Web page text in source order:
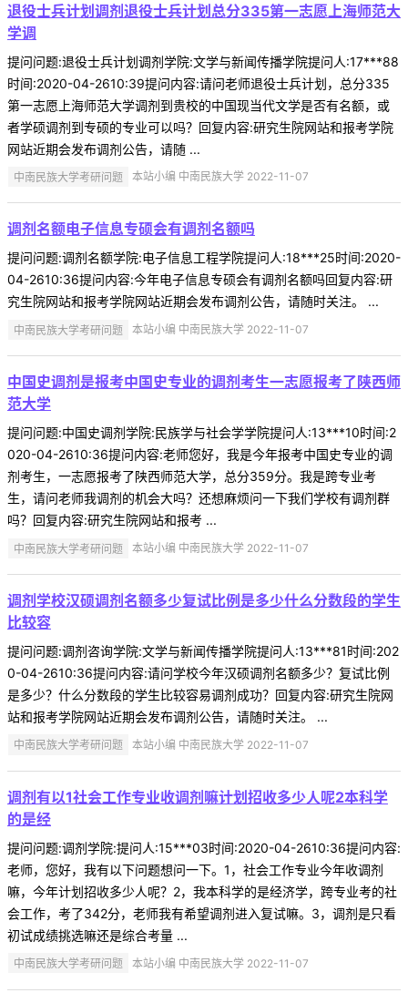
退役士兵计划调剂退役士兵计划总分335第一志愿上海师范大
学调
提问问题:退役士兵计划调剂学院:文学与新闻传播学院提问人:17***88
时间:2020-04-2610:39提问内容:请问老师退役士兵计划，总分335
第一志愿上海师范大学调剂到贵校的中国现当代文学是否有名额，或
者学硕调剂到专硕的专业可以吗？回复内容:研究生院网站和报考学院
网站近期会发布调剂公告，请随 ...
中南民族大学考研问题 本站小编 中南民族大学 2022-11-07
调剂名额电子信息专硕会有调剂名额吗
提问问题:调剂名额学院:电子信息工程学院提问人:18***25时间:2020-
04-2610:36提问内容:今年电子信息专硕会有调剂名额吗回复内容:研
究生院网站和报考学院网站近期会发布调剂公告，请随时关注。 ...
中南民族大学考研问题 本站小编 中南民族大学 2022-11-07
中国史调剂是报考中国史专业的调剂考生一志愿报考了陕西师
范大学
提问问题:中国史调剂学院:民族学与社会学学院提问人:13***10时间:2
020-04-2610:36提问内容:老师您好，我是今年报考中国史专业的调
剂考生，一志愿报考了陕西师范大学，总分359分。我是跨专业考
生，请问老师我调剂的机会大吗？还想麻烦问一下我们学校有调剂群
吗？回复内容:研究生院网站和报考 ...
中南民族大学考研问题 本站小编 中南民族大学 2022-11-07
调剂学校汉硕调剂名额多少复试比例是多少什么分数段的学生
比较容
提问问题:调剂咨询学院:文学与新闻传播学院提问人:13***81时间:202
0-04-2610:36提问内容:请问学校今年汉硕调剂名额多少？复试比例
是多少？什么分数段的学生比较容易调剂成功？回复内容:研究生院网
站和报考学院网站近期会发布调剂公告，请随时关注。 ...
中南民族大学考研问题 本站小编 中南民族大学 2022-11-07
调剂有以1社会工作专业收调剂嘛计划招收多少人呢2本科学
的是经
提问问题:调剂学院:提问人:15***03时间:2020-04-2610:36提问内容:
老师，您好，我有以下问题想问一下。1，社会工作专业今年收调剂
嘛，今年计划招收多少人呢？2，我本科学的是经济学，跨专业考的社
会工作，考了342分，老师我有希望调剂进入复试嘛。3，调剂是只看
初试成绩挑选嘛还是综合考量 ...
中南民族大学考研问题 本站小编 中南民族大学 2022-11-07